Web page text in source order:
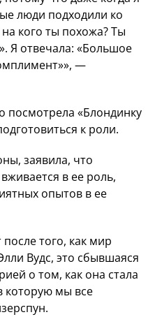
люди подходили ко
кого ты похожа? Ты
». Я отвечала: «Большое
—
посмотрела «Блондинку
к роли.
заявила, что
в ее роль,
опытов в ее
после того, как мир
Вудс, это сбывшаяся
о том, как она стала
которую мы все